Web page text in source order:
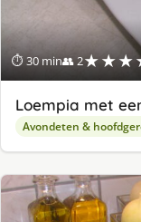
⏱ 30 min👥 2
Loempia met
Avondeten &